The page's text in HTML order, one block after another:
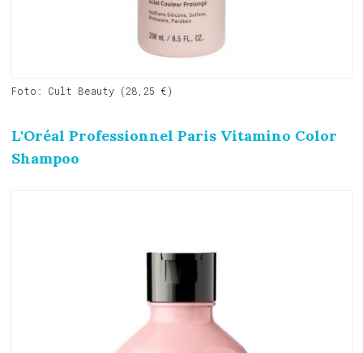
Foto: Cult Beauty (28,25 €)
L'Oréal Professionnel Paris Vitamino Color
Shampoo